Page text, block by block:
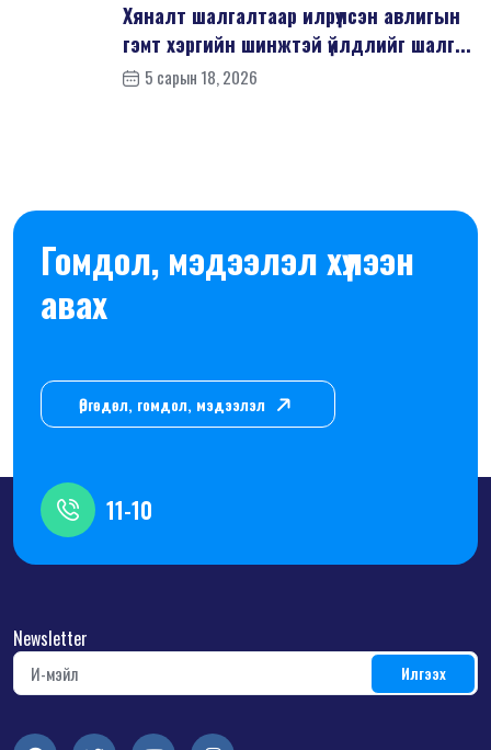
Хяналт шалгалтаар илрүүлсэн авлигын
гэмт хэргийн шинжтэй үйлдлийг шалг...
5 сарын 18, 2026
Гомдол, мэдээлэл хүлээн
авах
Өргөдөл, гомдол, мэдээлэл
11-10
Newsletter